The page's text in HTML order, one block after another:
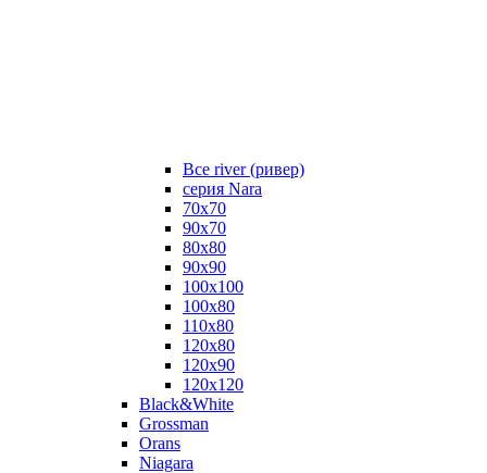
Все river (ривер)
серия Nara
70х70
90х70
80x80
90x90
100x100
100х80
110х80
120x80
120х90
120х120
Black&White
Grossman
Orans
Niagara